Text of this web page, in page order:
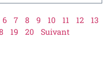
6 7 8 9 10 11 12
13
19 20 Suivant